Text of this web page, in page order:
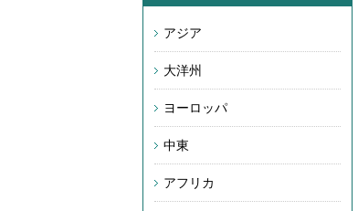
アジア
大洋州
ヨーロッパ
中東
アフリカ